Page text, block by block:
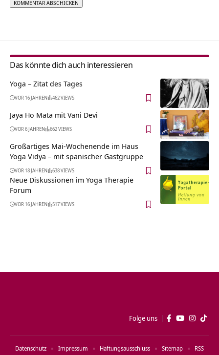
Das könnte dich auch interessieren
Yoga – Zitat des Tages
VOR 16 JAHREN 462 VIEWS
Jaya Ho Mata mit Vani Devi
VOR 6 JAHREN 662 VIEWS
Großartiges Mai-Wochenende im Haus
Yoga Vidya – mit spanischer Gastgruppe
VOR 18 JAHREN 638 VIEWS
Neue Diskussionen im Yoga Therapie
Forum
VOR 16 JAHREN 517 VIEWS
Folge uns
Datenschutz Impressum Haftungsausschluss Sitemap RSS